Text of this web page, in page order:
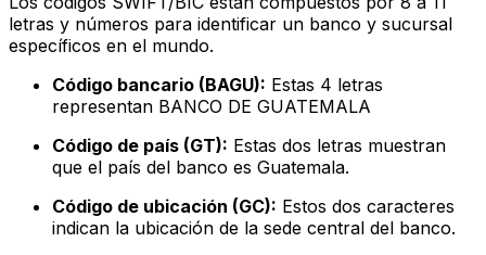
letras y números para identificar un banco y sucursal
específicos en el mundo.
Código bancario (BAGU): Estas 4 letras
representan BANCO DE GUATEMALA
Código de país (GT): Estas dos letras muestran
que el país del banco es Guatemala.
Código de ubicación (GC): Estos dos caracteres
indican la ubicación de la sede central del banco.